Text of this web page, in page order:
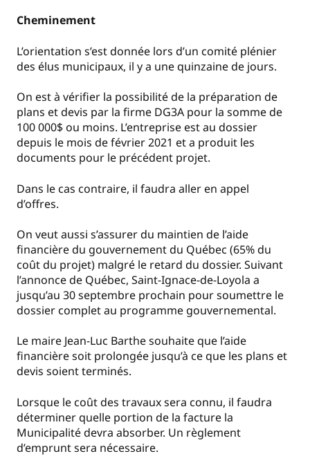
Cheminement
L’orientation s’est donnée lors d’un comité plénier
des élus municipaux, il y a une quinzaine de jours.
On est à vérifier la possibilité de la préparation de
plans et devis par la firme DG3A pour la somme de
100 000$ ou moins. L’entreprise est au dossier
depuis le mois de février 2021 et a produit les
documents pour le précédent projet.
Dans le cas contraire, il faudra aller en appel
d’offres.
On veut aussi s’assurer du maintien de l’aide
financière du gouvernement du Québec (65% du
coût du projet) malgré le retard du dossier. Suivant
l’annonce de Québec, Saint-Ignace-de-Loyola a
jusqu’au 30 septembre prochain pour soumettre le
dossier complet au programme gouvernemental.
Le maire Jean-Luc Barthe souhaite que l’aide
financière soit prolongée jusqu’à ce que les plans et
devis soient terminés.
Lorsque le coût des travaux sera connu, il faudra
déterminer quelle portion de la facture la
Municipalité devra absorber. Un règlement
d’emprunt sera nécessaire.